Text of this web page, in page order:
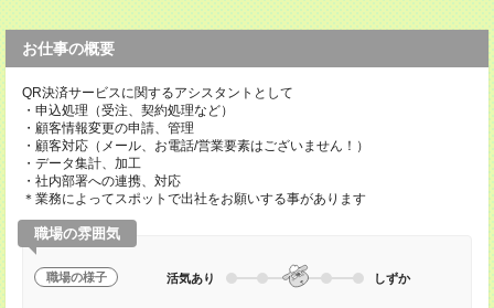
お仕事の概要
QR決済サービスに関するアシスタントとして
・申込処理（受注、契約処理など）
・顧客情報変更の申請、管理
・顧客対応（メール、お電話/営業要素はございません！）
・データ集計、加工
・社内部署への連携、対応
＊業務によってスポットで出社をお願いする事があります
職場の雰囲気
職場の様子 活気あり しずか